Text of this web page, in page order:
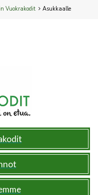
Vuokrakodit Asukkaalle